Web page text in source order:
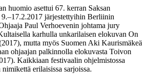
huomio asettui 67. kerran Saksan
9.–17.2.2017 järjestettyihin Berliinin
Paul Verhoevenin johtama jury
karhulla unkarilaisen elokuvan On
mutta myös Suomen Aki Kaurismäkeä
ohjaajan palkinnolla elokuvasta Toivon
Kaikkiaan festivaalin ohjelmistossa
erilaisissa sarjoissa.